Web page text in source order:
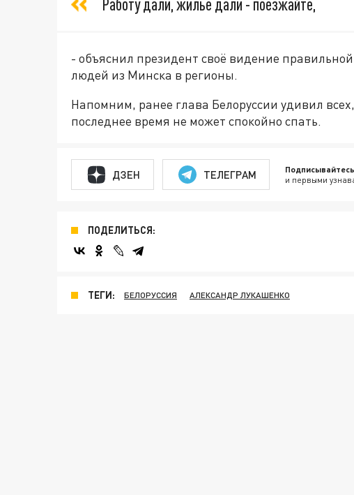
Работу дали, жилье дали - поезжайте,
- объяснил президент своё видение
людей из Минска в регионы.
Напомним, ранее глава Белоруссии удивил всех,
последнее время не может спокойно спать.
ДЗЕН ТЕЛЕГРАМ и первыми
ПОДЕЛИТЬСЯ:
ТЕГИ: БЕЛОРУССИЯ АЛЕКСАНДР ЛУКАШЕНКО